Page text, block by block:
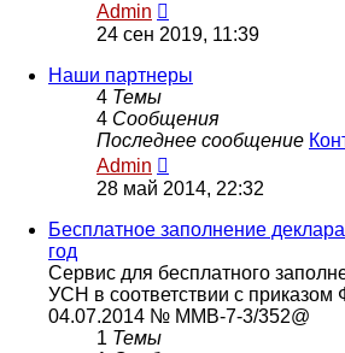
Admin
к
последнему
сообщению
24 сен 2019, 11:39
Наши партнеры
4 Темы
4 Сообщения
Последнее сообщение
Admin
к
последнему
сообщению
28 май 2014, 22:32
Бесплатное заполнение
год
Сервис для бесплатного
УСН в соответствии с
04.07.2014 № ММВ-7-3/352@
1 Темы